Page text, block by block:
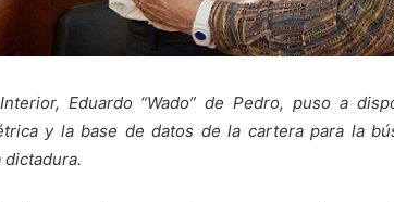
Eduardo “Wado” de Pedro, puso a
y la base de datos de la cartera para la